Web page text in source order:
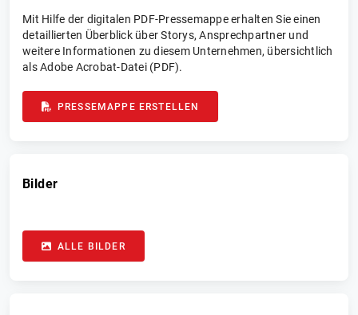
Mit Hilfe der digitalen PDF-Pressemappe erhalten Sie einen
detaillierten Überblick über Storys, Ansprechpartner und
weitere Informationen zu diesem Unternehmen, übersichtlich
als Adobe Acrobat-Datei (PDF).
PRESSEMAPPE ERSTELLEN
Bilder
ALLE BILDER